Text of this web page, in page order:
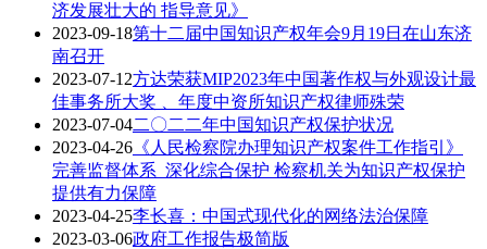
济发展壮大的 指导意见》
2023-09-18第十二届中国知识产权年会9月19日在山东济
南召开
2023-07-12方达荣获MIP2023年中国著作权与外观设计最
佳事务所大奖 、年度中资所知识产权律师殊荣
2023-07-04二〇二二年中国知识产权保护状况
2023-04-26 《人民检察院办理知识产权案件工作指引》
完善监督体系 深化综合保护 检察机关为知识产权保护
提供有力保障
2023-04-25​李长喜：中国式现代化的网络法治保障
2023-03-06政府工作报告极简版